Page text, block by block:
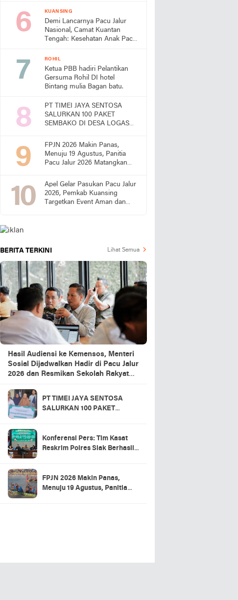
KUANSING
Demi Lancarnya Pacu Jalur
Nasional, Camat Kuantan
Tengah: Kesehatan Anak Pacu
ROHIL
Ketua PBB hadiri Pelantikan
Gersuma Rohil DI hotel
Bintang mulia Bagan batu.
PT TIMEI JAYA SENTOSA
SALURKAN 100 PAKET
SEMBAKO DI DESA LOGAS
UCAPKAN TERIMA KASIH
FPJN 2026 Makin Panas,
Menuju 19 Agustus, Panitia
Pacu Jalur 2026 Matangkan
Apel Gelar Pasukan Pacu Jalur
2026, Pemkab Kuansing
Targetkan Event Aman dan
BERITA TERKINI Lihat Semua
Hasil Audiensi ke Kemensos, Menteri
Sosial Dijadwalkan Hadir di Pacu Jalur
2026 dan Resmikan Sekolah Rakyat
PT TIMEI JAYA SENTOSA
SALURKAN 100 PAKET
UCAPKAN TERIMA KASIH
Konferensi Pers: Tim Kasat
Reskrim Polres Siak Berhasil
FPJN 2026 Makin Panas,
Menuju 19 Agustus, Panitia